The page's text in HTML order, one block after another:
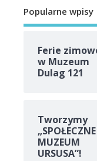
Popularne wpisy
Ferie
w Muzeum
Dulag 121
Tworzymy
„SPOŁECZNE
MUZEUM
URSUSA”!